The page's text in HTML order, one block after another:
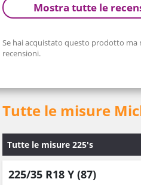
Mostra tutte le
Se hai acquistato questo prodotto
recensioni.
Tutte le misure
Tutte le misure 225's
225/35 R18 Y (87)